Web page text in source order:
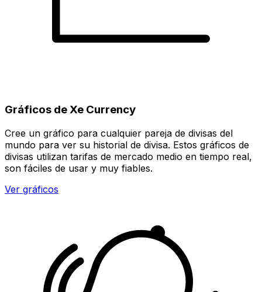
Gráficos de Xe Currency
Cree un gráfico para cualquier pareja de divisas del
mundo para ver su historial de divisa. Estos gráficos de
divisas utilizan tarifas de mercado medio en tiempo real,
son fáciles de usar y muy fiables.
Ver gráficos